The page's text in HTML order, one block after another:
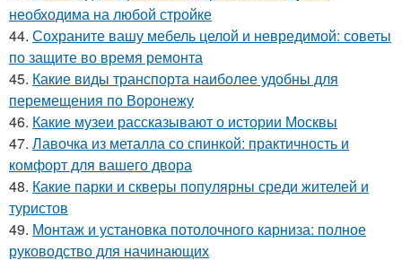
необходима на любой стройке
44. Сохраните вашу мебель целой и невредимой: советы
по защите во время ремонта
45. Какие виды транспорта наиболее удобны для
перемещения по Воронежу
46. Какие музеи рассказывают о истории Москвы
47. Лавочка из металла со спинкой: практичность и
комфорт для вашего двора
48. Какие парки и скверы популярны среди жителей и
туристов
49. Монтаж и установка потолочного карниза: полное
руководство для начинающих